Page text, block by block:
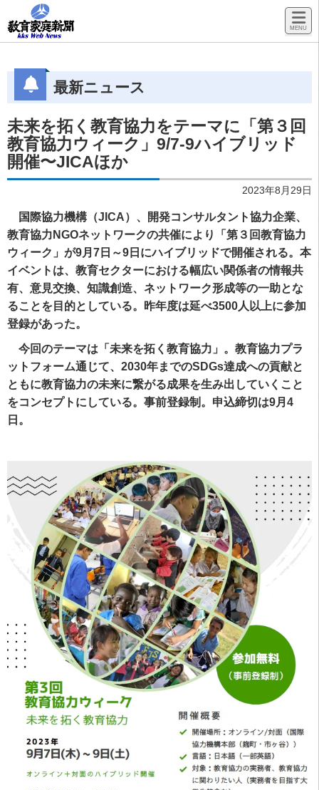
最新ニュース
未来を拓く教育協力をテーマに「第３回
教育協力ウィーク」9/7-9ハイブリッド
開催〜JICAほか
2023年8月29日
国際協力機構（JICA）、開発コンサルタント協力企業、
教育協力NGOネットワークの共催により「第３回教育協力
ウィーク」が9月7日～9日にハイブリッドで開催される。本
イベントは、教育セクターにおける幅広い関係者の情報共
有、意見交換、知識創造、ネットワーク形成等の一助とな
ることを目的としている。昨年度は延べ3500人以上に参加
登録があった。
今回のテーマは「未来を拓く教育協力」。教育協力プラ
ットフォーム通じて、2030年までのSDGs達成への貢献と
ともに教育協力の未来に繋がる成果を生み出していくこと
をコンセプトにしている。事前登録制。申込締切は9月4
日。